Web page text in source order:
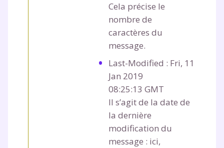
Cela précise le
nombre de
caractères du
message.
Last-Modified : Fri, 11
Jan 2019
08:25:13 GMT
Il s’agit de la date de
la dernière
modification du
message : ici,